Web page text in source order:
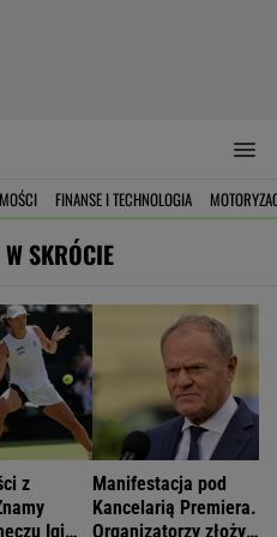
FINANSE I TECHNOLOGIA
SKRÓCIE
z
Igi
Manifestacja pod
Kancelarią Premiera.
Organizatorzy złożyli